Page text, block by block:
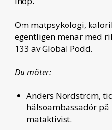
Om matpsykologi,
egentligen menar med
133 av Global Podd.
Du möter:
Anders Nordström,
hälsoambassadör på
mataktivist.